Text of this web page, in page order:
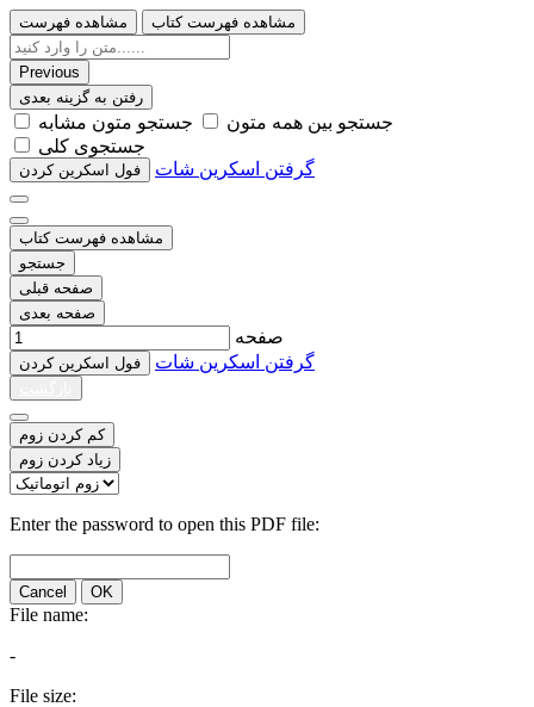
مشاهده فهرست مشاهده فهرست کتاب
Previous
رفتن به گزینه بعدی
ﺟﺴﺘﺠﻮ ﺑﯿﻦ ﻫﻤﻪ ﻣﺘﻮﻥ
ﺟﺴﺘﺠﻮ ﻣﺘﻮﻥ ﻣﺸﺎﺑﻪ
ﺟﺴﺘﺠﻮﯼ ﮐﻠﯽ
ﻓﻮﻝ اﺳﮑﺮﯾﻦ ﮐﺮﺩﻥ گرفتن اسکرین شات
مشاهده فهرست کتاب
جستجو
صفحه قبلی
صفحه بعدی
صفحه
ﻓﻮﻝ اﺳﮑﺮﯾﻦ ﮐﺮﺩﻥ گرفتن اسکرین شات
کم کردن زوم
زیاد کردن زوم
Enter the password to open this PDF file:
Cancel OK
File name:
-
File size: